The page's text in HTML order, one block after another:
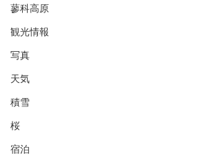
蓼科高原
観光情報
写真
天気
積雪
桜
宿泊